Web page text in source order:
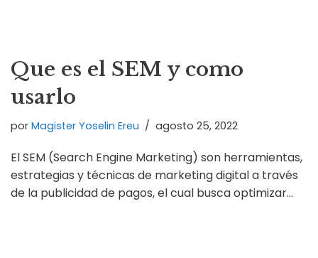
Que es el SEM y como
usarlo
por Magister Yoselin Ereu agosto 25, 2022
El SEM (Search Engine Marketing) son herramientas,
estrategias y técnicas de marketing digital a través
de la publicidad de pagos, el cual busca optimizar…